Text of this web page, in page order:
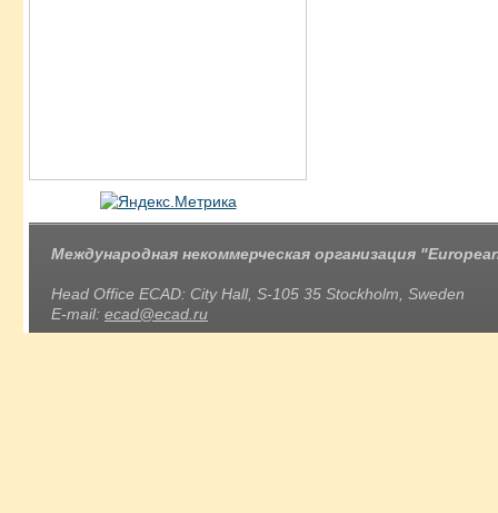
Международная некоммерческая организация
Head Office ECAD: City Hall, S-105 35 Stockholm, Sweden
E-mail: ecad@ecad.ru